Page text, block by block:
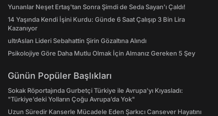
Yunanlar Neşet Ertaş'tan Sonra Şimdi de Seda Sayan'ı Çaldı!
14 Yaşında Kendi İşini Kurdu: Günde 6 Saat Çalışıp 3 Bin Lira
Kazanıyor
ultrAslan Lideri Sebahattin Şirin Gözaltına Alındı
Psikolojiye Göre Daha Mutlu Olmak İçin Almanız Gereken 5 Şey
Günün Popüler Başlıkları
Sokak Röportajında Gurbetçi Türkiye ile Avrupa'yı Kıyasladı:
"Türkiye’deki Yolların Çoğu Avrupa’da Yok"
Uzun Süredir Kanserle Mücadele Eden Şarkıcı Cansever Hayatını